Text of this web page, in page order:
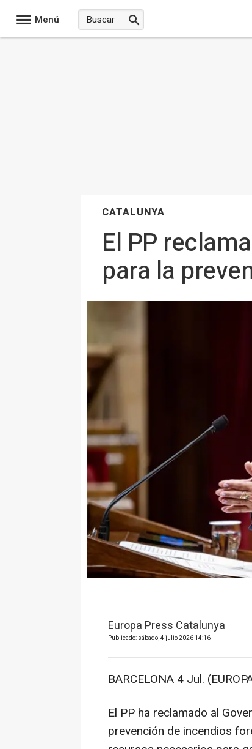
Menú
CATALUNYA
El PP
para la
Europa Press Catalunya
Publicado: sábado, 4 julio 2026 14:16
BARCELONA 4 Jul.
El PP ha reclamado al
prevención de incendios